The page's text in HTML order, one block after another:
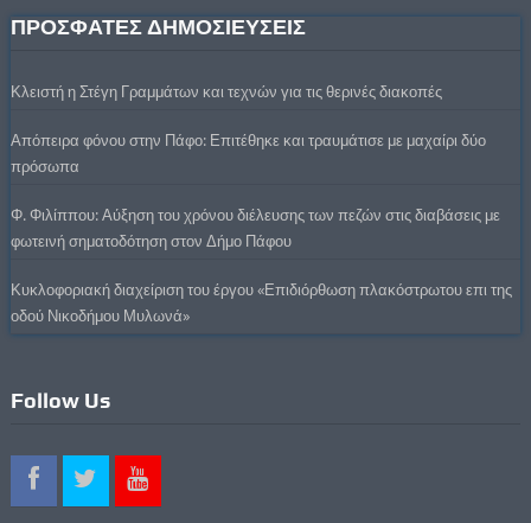
ΠΡΟΣΦΑΤΕΣ ΔΗΜΟΣΙΕΥΣΕΙΣ
Κλειστή η Στέγη Γραμμάτων και τεχνών για τις θερινές διακοπές
Απόπειρα φόνου στην Πάφο: Επιτέθηκε και τραυμάτισε με μαχαίρι δύο
πρόσωπα
Φ. Φιλίππου: Αύξηση του χρόνου διέλευσης των πεζών στις διαβάσεις με
φωτεινή σηματοδότηση στον Δήμο Πάφου
Κυκλοφοριακή διαχείριση του έργου «Επιδιόρθωση πλακόστρωτου επι της
οδού Νικοδήμου Μυλωνά»
Follow Us